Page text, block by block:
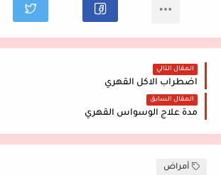
المقال التالي
اضطراب الاكل القهري
المقال السابق
مدة علاج الوسواس القهري
أمراض